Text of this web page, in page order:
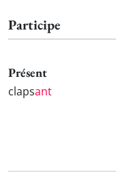
Participe
Présent
clapsant